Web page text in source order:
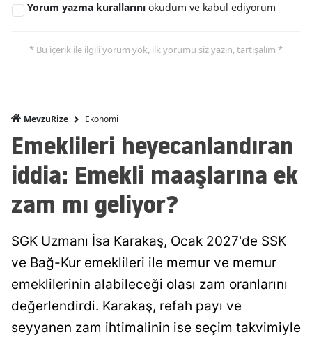
Yorum yazma kurallarını okudum ve kabul ediyorum
* Bu içerik ile ilgili yorum yok, ilk yorumu siz yazın, tartışalım *
MevzuRize Ekonomi
Emeklileri heyecanlandıran
iddia: Emekli maaşlarına ek
zam mı geliyor?
SGK Uzmanı İsa Karakaş, Ocak 2027'de SSK
ve Bağ-Kur emeklileri ile memur ve memur
emeklilerinin alabileceği olası zam oranlarını
değerlendirdi. Karakaş, refah payı ve
seyyanen zam ihtimalinin ise seçim takvimiyle